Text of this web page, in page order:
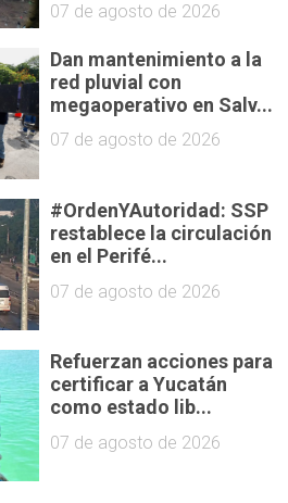
07 de agosto de 2026
Dan mantenimiento a la
red pluvial con
megaoperativo en Salv...
07 de agosto de 2026
#OrdenYAutoridad: SSP
restablece la circulación
en el Perifé...
07 de agosto de 2026
Refuerzan acciones para
certificar a Yucatán
como estado lib...
07 de agosto de 2026